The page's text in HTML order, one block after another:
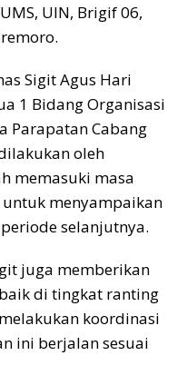
UIN, Brigif 06,
Sigit Agus Hari
1 Bidang Organisasi
Parapatan Cabang
oleh
memasuki masa
menyampaikan
selanjutnya.
juga memberikan
di tingkat ranting
koordinasi
ini berjalan sesuai